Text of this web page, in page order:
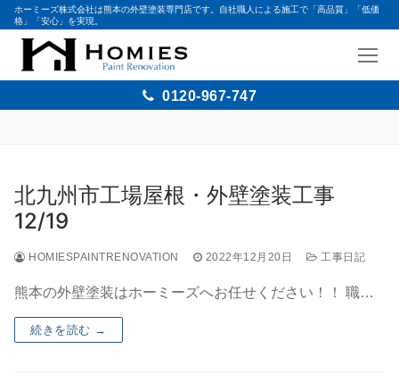
ホーミーズ株式会社は熊本の外壁塗装専門店です。自社職人による施工で「高品質」「低価
格」「安心」を実現。
0120-967-747
北九州市工場屋根・外壁塗装工事
12/19
HOMIESPAINTRENOVATION 2022年12月20日 工事日記
熊本の外壁塗装はホーミーズへお任せください！！ 職…
続きを読む →